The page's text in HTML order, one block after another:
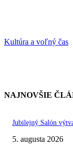
Kultúra a voľný čas
NAJNOVŠIE
Jubilejný Salón
5. augusta 2026